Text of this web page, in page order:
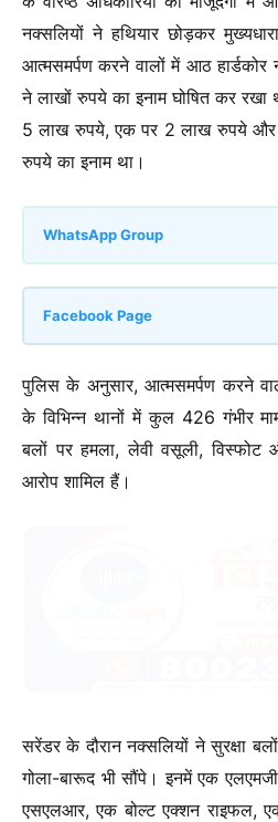
नक्सलियों ने हथियार छोड़कर
आत्मसमर्पण करने वालों में आठ
ने लाखों रुपये का इनाम घोषित कर
5 लाख रुपये, एक पर 2 लाख रुपये और
रुपये का इनाम था।
WhatsApp Group
Facebook Page
पुलिस के अनुसार, आत्मसमर्पण करने
के विभिन्न थानों में कुल 426 गंभीर
बलों पर हमला, लेवी वसूली, विस्फोट
आरोप शामिल हैं।
सरेंडर के दौरान नक्सलियों ने सुरक्षा
गोला-बारूद भी सौंपे। इनमें एक
एसएलआर, एक बोल्ट एक्शन राइफल,